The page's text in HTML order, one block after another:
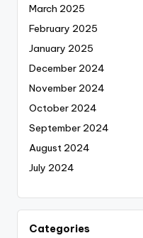
March 2025
February 2025
January 2025
December 2024
November 2024
October 2024
September 2024
August 2024
July 2024
Categories